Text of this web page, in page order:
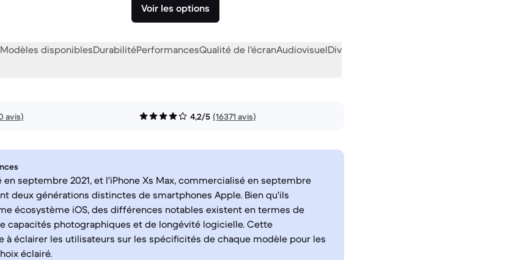
Voir les options
Modèles disponiblesDurabilitéPerformancesQualité de l'écranAudiovisuelDivers
avis) 4,2/5 (16371 avis)
en septembre 2021, et l'iPhone Xs Max, commercialisé en septembre
deux générations distinctes de smartphones Apple. Bien qu'ils
écosystème iOS, des différences notables existent en termes de
capacités photographiques et de longévité logicielle. Cette
à éclairer les utilisateurs sur les spécificités de chaque modèle pour les
éclairé.